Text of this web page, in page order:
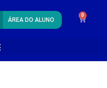
ÁREA DO ALUNO
0